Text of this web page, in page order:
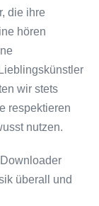
die ihre
hören
wir stets
respektieren
nutzen.
überall und